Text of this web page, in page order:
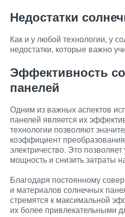
Недостатки
Как и у любой технологии, у
недостатки, которые важно
Эффективность
панелей
Одним из важных аспектов
панелей является их
технологии позволяют
коэффициент
электричество. Это
мощность и снизить затраты
Благодаря постоянному
и материалов солнечных
стремятся к максимальной
их более привлекательными